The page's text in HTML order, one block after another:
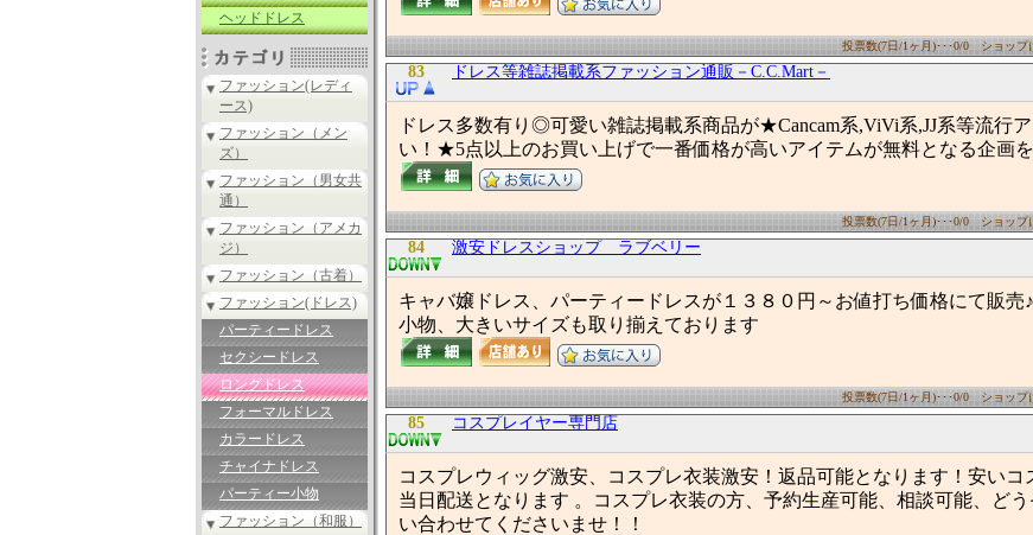
ヘッドドレス
ファッション(レディ
ース)
ファッション（メン
ズ）
ファッション（男女共
通）
ファッション（アメカ
ジ）
ファッション（古着）
ファッション(ドレス)
パーティードレス
セクシードレス
ロングドレス
フォーマルドレス
カラードレス
チャイナドレス
パーティー小物
ファッション（和服）
投票数(7日/1ヶ月)･･･0/0 ショップ
83 ドレス等雑誌掲載系ファッション通販－C.C.Mart－
ドレス多数有り◎可愛い雑誌掲載系商品が★Cancam系,ViVi系,JJ系等流行
い！★5点以上のお買い上げで一番価格が高いアイテムが無料となる企画
投票数(7日/1ヶ月)･･･0/0 ショップ
84 激安ドレスショップ ラブベリー
キャバ嬢ドレス、パーティードレスが１３８０円～お値打ち価格にて販売♪
小物、大きいサイズも取り揃えております
投票数(7日/1ヶ月)･･･0/0 ショップ
85 コスプレイヤー専門店
コスプレウィッグ激安、コスプレ衣装激安！返品可能となります！安いコ
当日配送となります 。コスプレ衣装の方、予約生産可能、相談可能、ど
い合わせてくださいませ！！